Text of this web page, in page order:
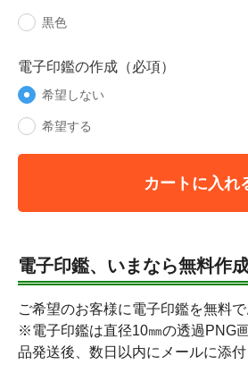
黒色
電子印鑑の作成（必項）
希望しない
希望する
カートに入れ
電子印鑑、いまなら無料作成
ご希望のお客様に電子印鑑を無料で
※電子印鑑は直径10㎜の透過PNG
品発送後、数日以内にメールに添付